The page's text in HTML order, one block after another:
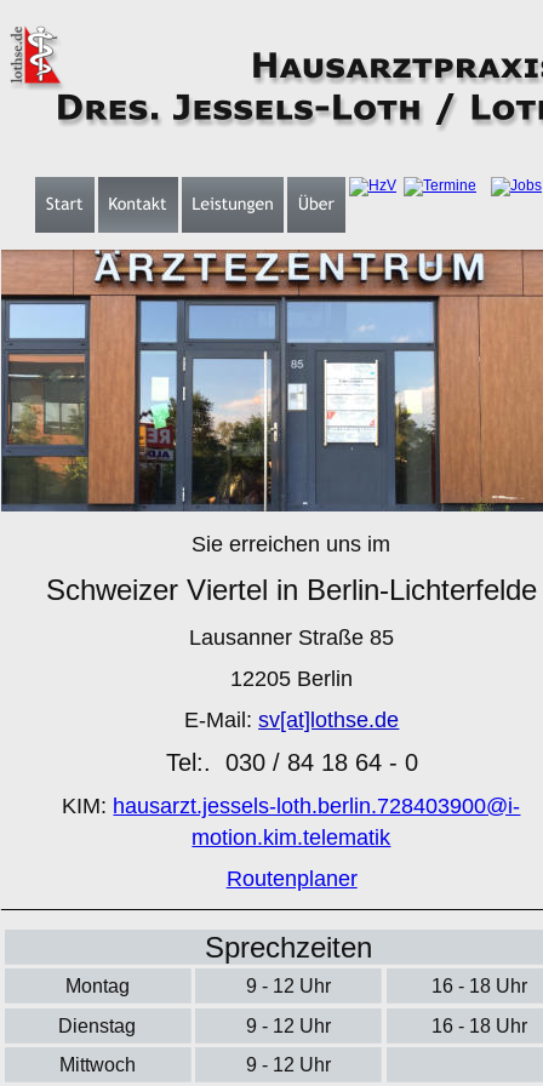
Sie erreichen uns im
Schweizer Viertel in Berlin-Lichterfelde
Lausanner Straße 85
12205 Berlin
E-Mail: sv[at]lothse.de
Tel:.  030 / 84 18 64 - 0
KIM: hausarzt.jessels-loth.berlin.728403900@i-
motion.kim.telematik
Routenplaner
Sprechzeiten
Montag 9 - 12 Uhr
16 - 18 Uhr
Dienstag
9 - 12 Uhr
16 - 18 Uhr
Mittwoch
9 - 12 Uhr